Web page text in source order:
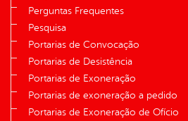
Perguntas Frequentes
Pesquisa
Portarias de Convocação
Portarias de Desistência
Portarias de Exoneração
Portarias de exoneração a pedido
Portarias de Exoneração de Ofício